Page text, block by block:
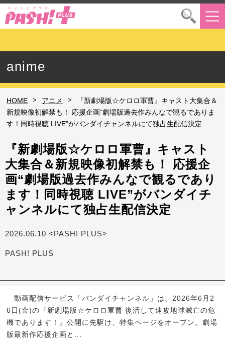
anime
HOME > アニメ >
『新劇場版☆ケロロ軍曹』キャスト大集合＆
新規映像初解禁も！ 応援企画“劇場版過去作みんなで観るでありま
す！同時視聴 LIVE”がバンダイチャンネルにて独占生配信決定
『新劇場版☆ケロロ軍曹』キャスト
大集合＆新規映像初解禁も！ 応援企
画“劇場版過去作みんなで観るであり
ます！同時視聴 LIVE”がバンダイチ
ャンネルにて独占生配信決定
2026.06.10 <PASH! PLUS>
PASH! PLUS
動画配信サービス「バンダイチャンネル」は、2026年6月2
6日(金)の『新劇場版☆ケロロ軍曹 復活して速攻地球滅亡の危
機であります！』公開に先駆け、特集ページをオープン。劇場
版最新作応援企画と...